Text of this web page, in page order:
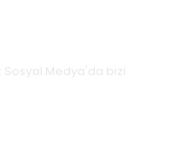
Medya'da bizi